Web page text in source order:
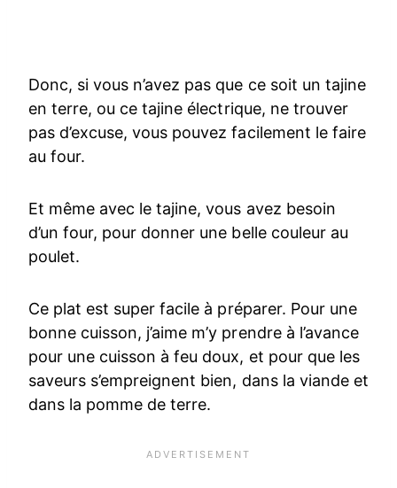
Donc, si vous n’avez pas que ce soit un tajine
en terre, ou ce tajine électrique, ne trouver
pas d’excuse, vous pouvez facilement le faire
au four.
Et même avec le tajine, vous avez besoin
d’un four, pour donner une belle couleur au
poulet.
Ce plat est super facile à préparer. Pour une
bonne cuisson, j’aime m’y prendre à l’avance
pour une cuisson à feu doux, et pour que les
saveurs s’empreignent bien, dans la viande et
dans la pomme de terre.